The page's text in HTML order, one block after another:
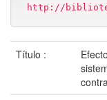
http://
Título :